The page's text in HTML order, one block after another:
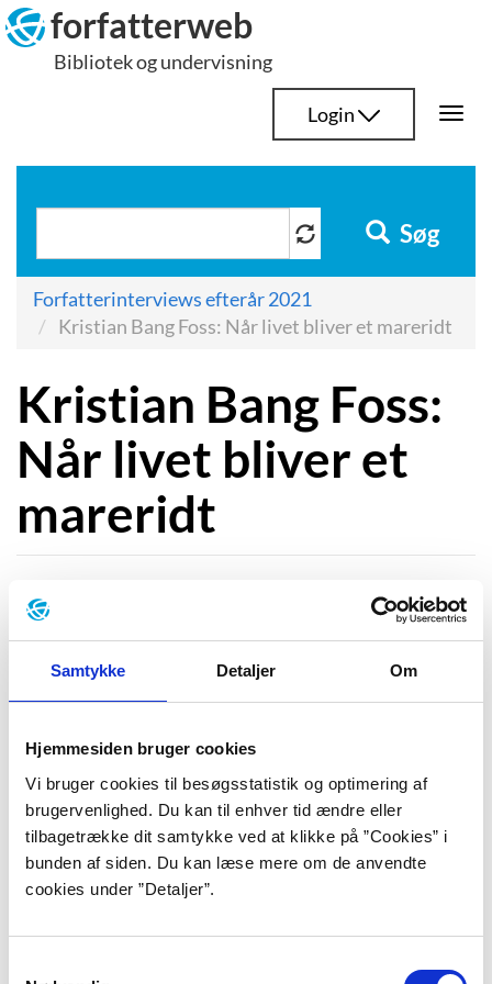
Samtykke Detaljer Om
Hjemmesiden bruger cookies
Vi bruger cookies til besøgsstatistik og optimering af
brugervenlighed. Du kan til enhver tid ændre eller
tilbagetrække dit samtykke ved at klikke på ”Cookies” i
bunden af siden. Du kan læse mere om de anvendte
cookies under ”Detaljer”.
Hop
til
indhold
forfatterweb
Bibliotek og undervisning
Login
Søg
Forfatterinterviews efterår 2021
Kristian Bang Foss: Når livet bliver et mareridt
Kristian Bang Foss:
Når livet bliver et
mareridt
“Den fornemmelse af, at der kommer nogen og siger
'hej, du er her på falske papirer', den tror jeg, at der er
ret mange, der kan genkende," siger Kristian Bang
I hans seneste roman “Frank vender hjem” befinder
hovedpersonen Frank sig pludselig i sit livs største
mareridt. Først er han så uheldig at drive til havs, og da
han endelig bliver reddet, bliver mareridtet blot
endnu værre, da ingen af hans nærmeste tror på hans
historie.
I interviewet beskriverKristian Bang Foss, hvorfor